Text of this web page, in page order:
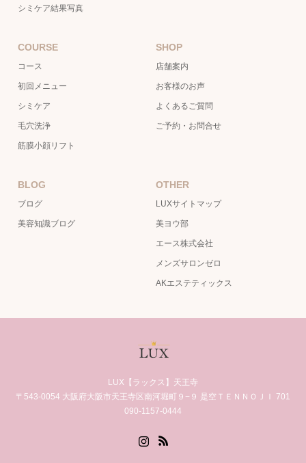
シミケア結果写真
COURSE
コース
初回メニュー
シミケア
毛穴洗浄
筋膜小顔リフト
SHOP
店舗案内
お客様のお声
よくあるご質問
ご予約・お問合せ
BLOG
ブログ
美容知識ブログ
OTHER
LUXサイトマップ
美ヨウ部
エース株式会社
メンズサロンゼロ
AKエステティックス
LUX【ラックス】天王寺
〒543-0054 大阪府大阪市天王寺区南河堀町９−９ 是空ＴＥＮＮＯＪＩ 701
090-1157-0444